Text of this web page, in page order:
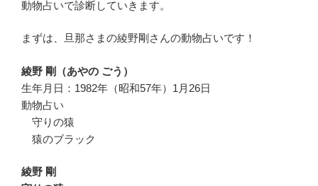
動物占いで診断していきます。
まずは、旦那さまの綾野剛さんの動物占いです！
綾野 剛（あやの ごう）
生年月日：1982年（昭和57年）1月26日
動物占い
守りの猿
猿のブラック
綾野 剛